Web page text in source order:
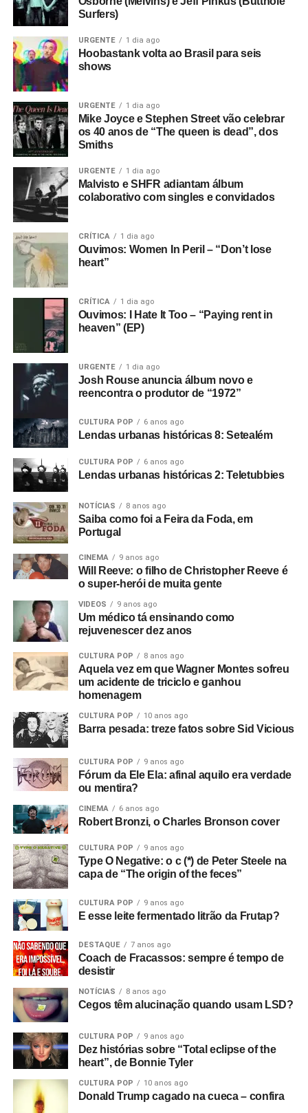
Surfers)
URGENTE 1 dia ago
Hoobastank volta ao Brasil para seis
shows
URGENTE 1 dia ago
Mike Joyce e Stephen Street vão celebrar
os 40 anos de “The queen is dead”, dos
Smiths
URGENTE 1 dia ago
Malvisto e SHFR adiantam álbum
colaborativo com singles e convidados
CRÍTICA 1 dia ago
Ouvimos: Women In Peril – “Don’t lose
heart”
CRÍTICA 1 dia ago
Ouvimos: I Hate It Too – “Paying rent in
heaven” (EP)
URGENTE 1 dia ago
Josh Rouse anuncia álbum novo e
reencontra o produtor de “1972”
CULTURA POP 6 anos ago
Lendas urbanas históricas 8: Setealém
CULTURA POP 6 anos ago
Lendas urbanas históricas 2: Teletubbies
NOTÍCIAS 8 anos ago
Saiba como foi a Feira da Foda, em
Portugal
CINEMA 9 anos ago
Will Reeve: o filho de Christopher Reeve é
o super-herói de muita gente
VIDEOS 9 anos ago
Um médico tá ensinando como
rejuvenescer dez anos
CULTURA POP 8 anos ago
Aquela vez em que Wagner Montes sofreu
um acidente de triciclo e ganhou
homenagem
CULTURA POP 10 anos ago
Barra pesada: treze fatos sobre Sid Vicious
CULTURA POP 9 anos ago
Fórum da Ele Ela: afinal aquilo era verdade
ou mentira?
CINEMA 6 anos ago
Robert Bronzi, o Charles Bronson cover
CULTURA POP 9 anos ago
Type O Negative: o c (*) de Peter Steele na
capa de “The origin of the feces”
CULTURA POP 9 anos ago
E esse leite fermentado litrão da Frutap?
DESTAQUE 7 anos ago
Coach de Fracassos: sempre é tempo de
desistir
NOTÍCIAS 8 anos ago
Cegos têm alucinação quando usam LSD?
CULTURA POP 9 anos ago
Dez histórias sobre “Total eclipse of the
heart”, de Bonnie Tyler
CULTURA POP 10 anos ago
Donald Trump cagado na cueca – confira